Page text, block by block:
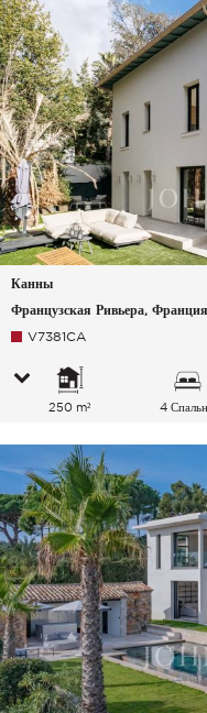
Канны
Французская Ривьера, Франция
V7381CA
250 m² 4